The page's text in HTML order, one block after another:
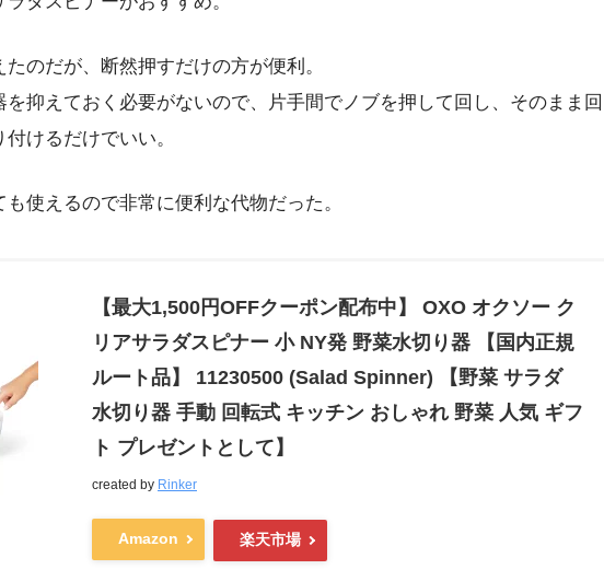
のだが、断然押すだけの方が便利。
抑えておく必要がないので、片手間でノブを押して回し、そのまま回
けるだけでいい。
使えるので非常に便利な代物だった。
【最大1,500円OFFクーポン配布中】 OXO オクソー ク
リアサラダスピナー 小 NY発 野菜水切り器 【国内正規
ルート品】 11230500 (Salad Spinner) 【野菜 サラダ
水切り器 手動 回転式 キッチン おしゃれ 野菜 人気 ギフ
ト プレゼントとして】
created by Rinker
Amazon 楽天市場